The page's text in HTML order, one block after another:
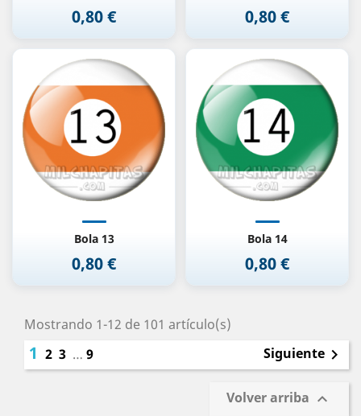
Precio
0,80 € Precio
0,80 €
Bola 13
Precio
0,80 €
Bola 14
Precio
0,80 €
Mostrando 1-12 de 101 artículo(s)
1 2 3 … 9 Siguiente 
Volver arriba 